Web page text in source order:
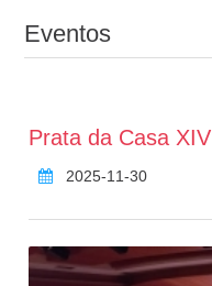
Eventos
Prata da Casa XIV
2025-11-30